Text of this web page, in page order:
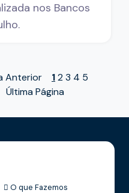
nos Bancos
Anterior 123 4 5
Última Página
O que Fazemos